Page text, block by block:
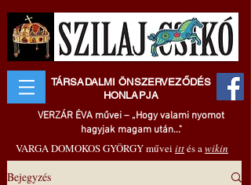
TÁRSADALMI ÖNSZERVEZŐDÉS
HONLAPJA
VERZÁR ÉVA művei – „Hogy valami nyomot
hagyjak magam után..."
VARGA DOMOKOS GYÖRGY művei ittés awikin
Bejegyzés